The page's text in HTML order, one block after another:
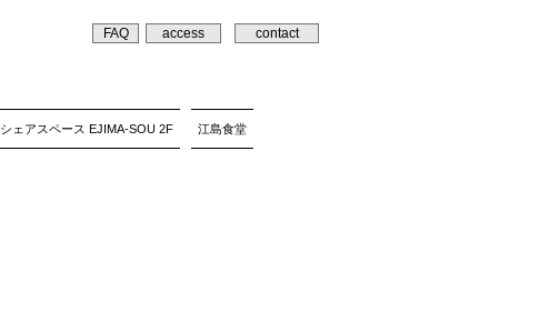
FAQ access contact
シェアスペース EJIMA-SOU 2F 江島食堂